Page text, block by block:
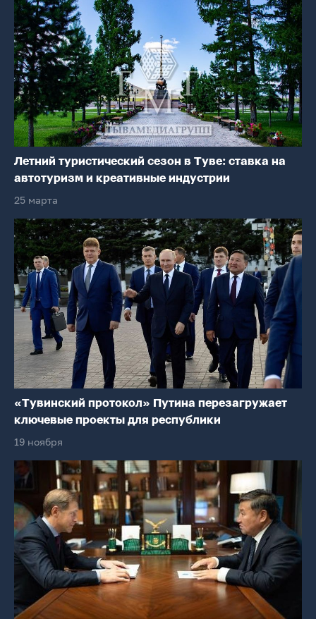
Летний туристический сезон в Туве: ставка на
автотуризм и креативные индустрии
25 марта
«Тувинский протокол» Путина перезагружает
ключевые проекты для республики
19 ноября